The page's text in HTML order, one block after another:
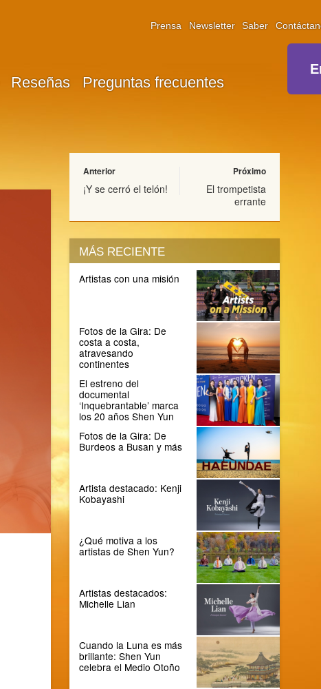
Reseñas Preguntas frecuentes
Prensa Newsletter Saber
Anterior
¡Y se cerró el telón!
Próximo
El trompetista
errante
MÁS RECIENTE
Artistas con una misión
Fotos de la Gira: De
costa a costa,
atravesando
continentes
El estreno del
documental
‘Inquebrantable’ marca
los 20 años Shen Yun
Fotos de la Gira: De
Burdeos a Busan y más
Artista destacado: Kenji
Kobayashi
¿Qué motiva a los
artistas de Shen Yun?
Artistas destacados:
Michelle Lian
Cuando la Luna es más
brillante: Shen Yun
celebra el Medio Otoño